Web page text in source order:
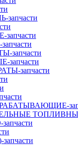
запчасти
запчасти
ТОПЛИВНЫЕ-